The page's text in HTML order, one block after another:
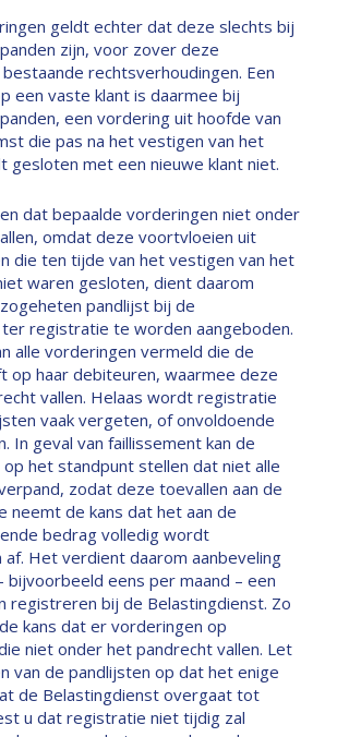
geldt echter dat deze slechts bij
zijn, voor zover deze
rechtsverhoudingen. Een
een vaste klant is daarmee bij
een vordering uit hoofde van
die pas na het vestigen van het
gesloten met een nieuwe klant niet.
dat bepaalde vorderingen niet onder
omdat deze voortvloeien uit
die ten tijde van het vestigen van het
waren gesloten, dient daarom
pandlijst bij de
registratie te worden aangeboden.
alle vorderingen vermeld die de
op haar debiteuren, waarmee deze
vallen. Helaas wordt registratie
vaak vergeten, of onvoldoende
In geval van faillissement kan de
op het standpunt stellen dat niet alle
zodat deze toevallen aan de
neemt de kans dat het aan de
bedrag volledig wordt
Het verdient daarom aanbeveling
bijvoorbeeld eens per maand – een
registreren bij de Belastingdienst. Zo
kans dat er vorderingen op
niet onder het pandrecht vallen. Let
van de pandlijsten op dat het enige
de Belastingdienst overgaat tot
u dat registratie niet tijdig zal